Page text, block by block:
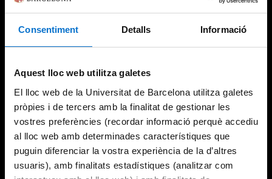
Consentiment Detalls Informació
Aquest lloc web utilitza galetes
El lloc web de la Universitat de Barcelona utilitza galetes
pròpies i de tercers amb la finalitat de gestionar les
vostres preferències (recordar informació perquè accediu
al lloc web amb determinades característiques que
puguin diferenciar la vostra experiència de la d’altres
usuaris), amb finalitats estadístiques (analitzar com